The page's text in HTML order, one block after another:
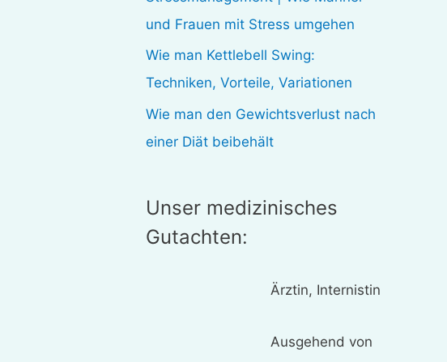
und Frauen mit Stress umgehen
Wie man Kettlebell Swing:
Techniken, Vorteile, Variationen
Wie man den Gewichtsverlust nach
einer Diät beibehält
Unser medizinisches
Gutachten:
Ärztin, Internistin
Ausgehend von